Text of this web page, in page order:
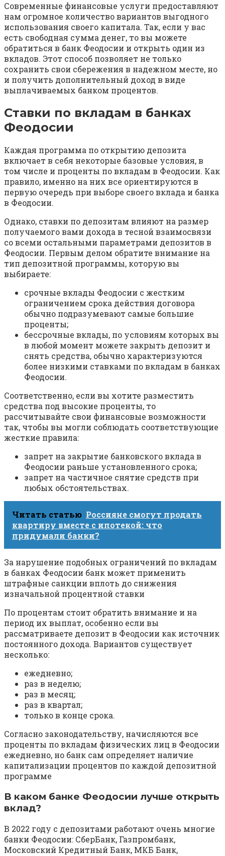
Современные финансовые услуги предоставляют
нам огромное количество вариантов выгодного
использования своего капитала. Так, если у вас
есть свободная сумма денег, то вы можете
обратиться в банк Феодосии и открыть один из
вкладов. Этот способ позволяет не только
сохранить свои сбережения в надежном месте, но
и получить дополнительный доход в виде
выплачиваемых банком процентов.
Ставки по вкладам в банках
Феодосии
Каждая программа по открытию депозита
включает в себя некоторые базовые условия, в
том числе и проценты по вкладам в Феодосии. Как
правило, именно на них все ориентируются в
первую очередь при выборе своего вклада и банка
в Феодосии.
Однако, ставки по депозитам влияют на размер
получаемого вами дохода в тесной взаимосвязи
со всеми остальными параметрами депозитов в
Феодосии. Первым делом обратите внимание на
тип депозитной программы, которую вы
выбираете:
срочные вклады Феодосии с жестким
ограничением срока действия договора
обычно подразумевают самые большие
проценты;
бессрочные вклады, по условиям которых вы
в любой момент можете закрыть депозит и
снять средства, обычно характеризуются
более низкими ставками по вкладам в банках
Феодосии.
Соответственно, если вы хотите разместить
средства под высокие проценты, то
рассчитывайте свои финансовые возможности
так, чтобы вы могли соблюдать соответствующие
жесткие правила:
запрет на закрытие банковского вклада в
Феодосии раньше установленного срока;
запрет на частичное снятие средств при
любых обстоятельствах.
Читать статью Россияне смогут продать
квартиру вместе с ипотекой: что
придумали банки?
За нарушение подобных ограничений по вкладам
в банках Феодосии банк может применить
штрафные санкции вплоть до снижения
изначальной процентной ставки
По процентам стоит обратить внимание и на
период их выплат, особенно если вы
рассматриваете депозит в Феодосии как источник
постоянного дохода. Вариантов существует
несколько:
ежедневно;
раз в неделю;
раз в месяц;
раз в квартал;
только в конце срока.
Согласно законодательству, начисляются все
проценты по вкладам физических лиц в Феодосии
ежедневно, но банк сам определяет наличие
капитализации процентов по каждой депозитной
программе
В каком банке Феодосии лучше открыть
вклад?
В 2022 году с депозитами работают очень многие
банки Феодосии: СберБанк, Газпромбанк,
Московский Кредитный Банк, МКБ Банк,